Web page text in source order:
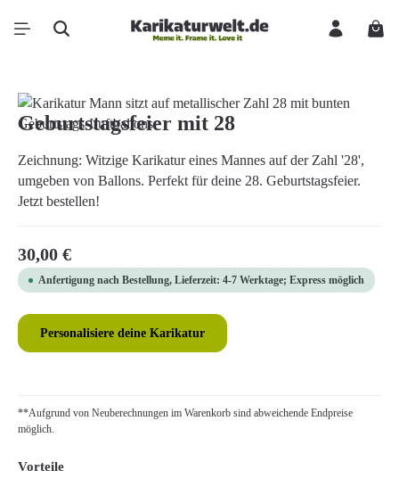
Zum Hauptinhalt springen
Bildergalerie überspringen
Geburtstagsfeier mit 28
Zeichnung: Witzige Karikatur eines Mannes auf der Zahl '28',
umgeben von Ballons. Perfekt für deine 28. Geburtstagsfeier.
Jetzt bestellen!
Regulärer Preis:
30,00 €
Anfertigung nach Bestellung, Lieferzeit: 4-7 Werktage; Express möglich
Personalisiere deine Karikatur
**Aufgrund von Neuberechnungen im Warenkorb sind abweichende Endpreise
möglich.
Vorteile